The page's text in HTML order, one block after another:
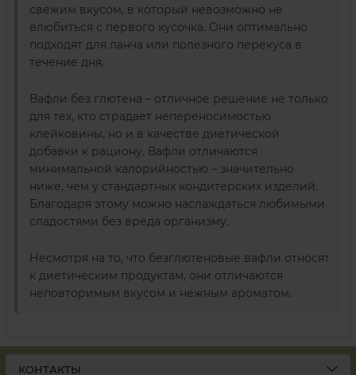
свежим вкусом, в который невозможно не
влюбиться с первого кусочка. Они оптимально
подходят для ланча или полезного перекуса в
течение дня.
Вафли без глютена – отличное решение не только
для тех, кто страдает непереносимостью
клейковины, но и в качестве диетической
добавки к рациону. Вафли отличаются
минимальной калорийностью – значительно
ниже, чем у стандартных кондитерских изделий.
Благодаря этому можно наслаждаться любимыми
сладостями без вреда организму.
Несмотря на то, что безглютеновые вафли относят
к диетическим продуктам, они отличаются
неповторимым вкусом и нежным ароматом.
КОНТАКТЫ